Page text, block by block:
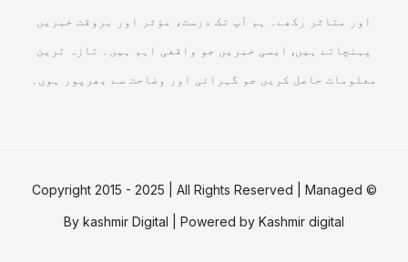
اور متاثر رکھے۔ ہم آپ تک درست، مؤثر اور بروقت خبریں
پہنچاتے ہیں, ایسی خبریں جو واقعی اہم ہیں۔ تازہ ترین
معلومات حاصل کریں جو گہرائی اور وضاحت سے بھرپور ہوں۔
© Copyright 2015 - 2025 | All Rights Reserved | Managed
By kashmir Digital | Powered by Kashmir digital